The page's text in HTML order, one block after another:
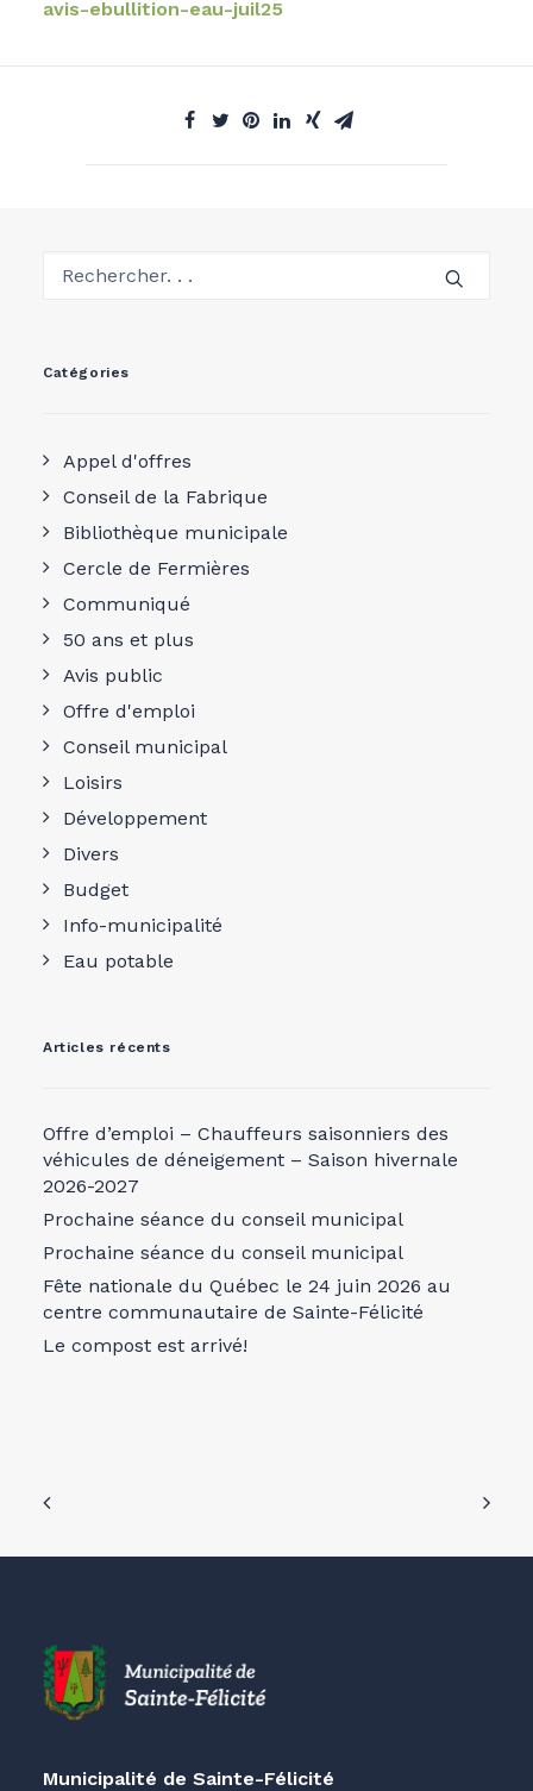
Catégories
Appel d'offres
Conseil de la Fabrique
Bibliothèque municipale
Cercle de Fermières
Communiqué
50 ans et plus
Avis public
Offre d'emploi
Conseil municipal
Loisirs
Développement
Divers
Budget
Info-municipalité
Eau potable
Articles récents
Offre d’emploi – Chauffeurs saisonniers des
véhicules de déneigement – Saison hivernale
2026-2027
Prochaine séance du conseil municipal
Prochaine séance du conseil municipal
Fête nationale du Québec le 24 juin 2026 au
centre communautaire de Sainte-Félicité
Le compost est arrivé!
avis-ebullition-eau-juil25
Municipalité de Sainte-Félicité